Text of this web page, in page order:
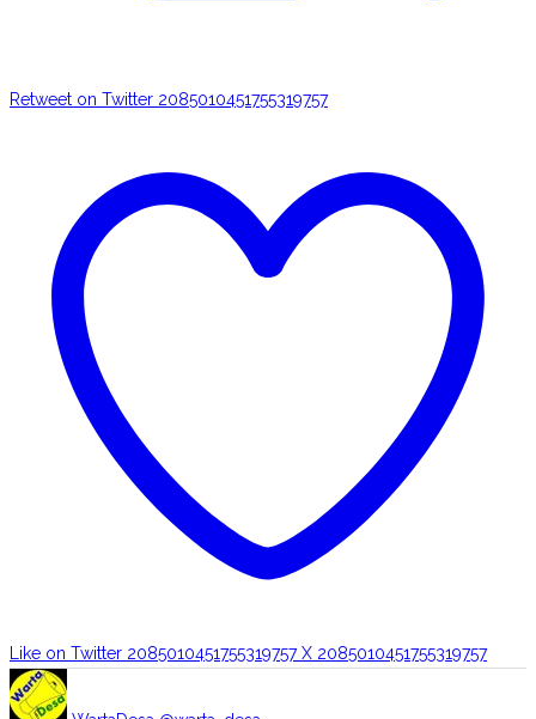
Retweet on Twitter 2085010451755319757
Like on Twitter 2085010451755319757 X 2085010451755319757